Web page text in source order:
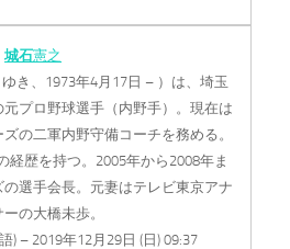
城石憲之
き、1973年4月17日 – ）は、埼玉
プロ野球選手（内野手）。現在は
の二軍内野守備コーチを務める。
経歴を持つ。2005年から2008年ま
選手会長。元妻はテレビ東京アナ
の大橋未歩。
) – 2019年12月29日 (日) 09:37